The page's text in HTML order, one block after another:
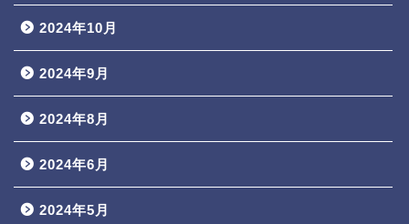
2024年10月
2024年9月
2024年8月
2024年6月
2024年5月